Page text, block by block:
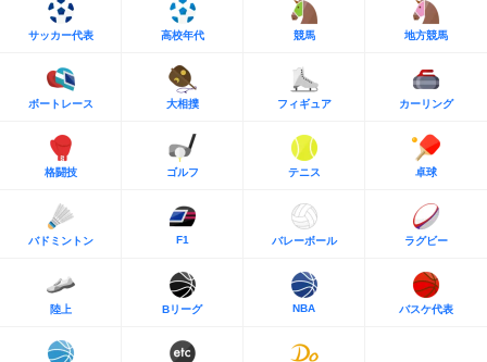
サッカー代表 高校年代 競馬 地方競馬
ボートレース 大相撲 フィギュア カーリング
格闘技 ゴルフ テニス 卓球
バドミントン F1 バレーボール ラグビー
陸上 Bリーグ NBA バスケ代表